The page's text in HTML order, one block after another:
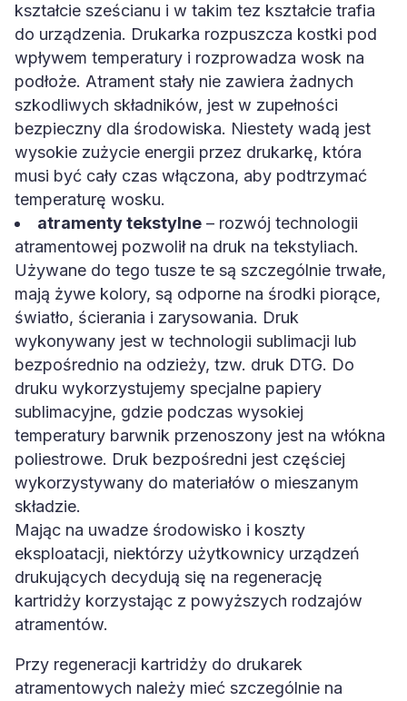
kształcie sześcianu i w takim tez kształcie trafia
do urządzenia. Drukarka rozpuszcza kostki pod
wpływem temperatury i rozprowadza wosk na
podłoże. Atrament stały nie zawiera żadnych
szkodliwych składników, jest w zupełności
bezpieczny dla środowiska. Niestety wadą jest
wysokie zużycie energii przez drukarkę, która
musi być cały czas włączona, aby podtrzymać
temperaturę wosku.
atramenty tekstylne – rozwój technologii
atramentowej pozwolił na druk na tekstyliach.
Używane do tego tusze te są szczególnie trwałe,
mają żywe kolory, są odporne na środki piorące,
światło, ścierania i zarysowania. Druk
wykonywany jest w technologii sublimacji lub
bezpośrednio na odzieży, tzw. druk DTG. Do
druku wykorzystujemy specjalne papiery
sublimacyjne, gdzie podczas wysokiej
temperatury barwnik przenoszony jest na włókna
poliestrowe. Druk bezpośredni jest częściej
wykorzystywany do materiałów o mieszanym
składzie.
Mając na uwadze środowisko i koszty
eksploatacji, niektórzy użytkownicy urządzeń
drukujących decydują się na regenerację
kartridży korzystając z powyższych rodzajów
atramentów.
Przy regeneracji kartridży do drukarek
atramentowych należy mieć szczególnie na